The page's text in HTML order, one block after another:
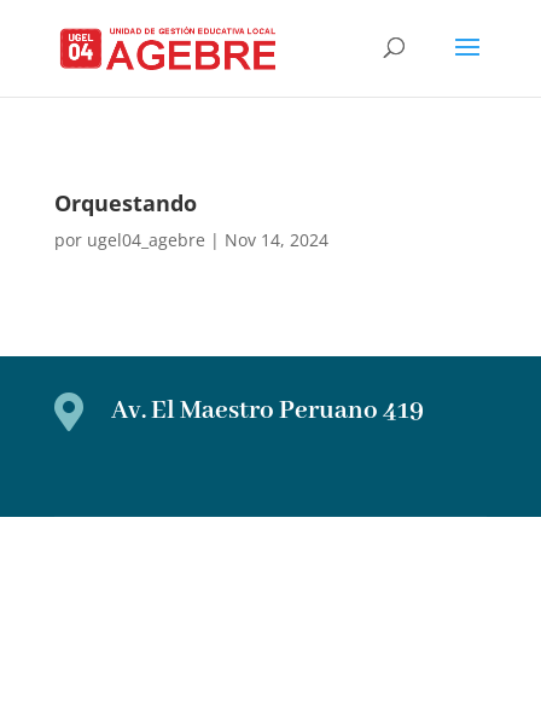
Orquestando
por ugel04_agebre | Nov 14, 2024
 Av. El Maestro Peruano 419